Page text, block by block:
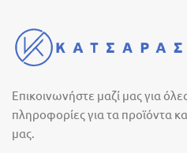
Επικοινωνήστε μαζί μας για
πληροφορίες για τα προϊόντα
μας.